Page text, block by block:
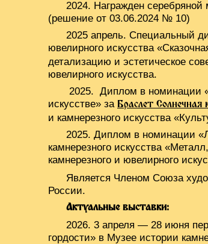
2024. Награжден
(решение от 03.06.2024 № 10)
2025 апрель. Специальный
ювелирного искусства
детализацию и эстетическое
ювелирного искусства.
2025. Диплом в номинации
искусстве» за Браслет Солнечная
и камнерезного искусства
2025. Диплом в номинации
камнерезного искусства
камнерезного и ювелирного
Является Членом Союза
России.
Актуальные выставки:
2026. 3 апреля — 28 июня
гордости» в Музее истории